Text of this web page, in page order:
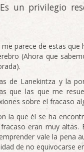
un privilegio
me parece de estas que
(Ahora que
de Lanekintza y la
que las que me
sobre el fracaso
la que él se ha
eran muy altas.
vale la pena
de no equivocarse